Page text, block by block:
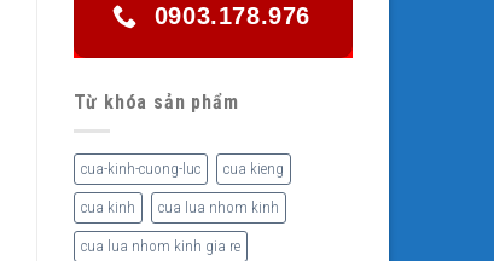
0903.178.976
Từ khóa sản phẩm
cua-kinh-cuong-luc cua kieng
cua kinh cua lua nhom kinh
cua lua nhom kinh gia re